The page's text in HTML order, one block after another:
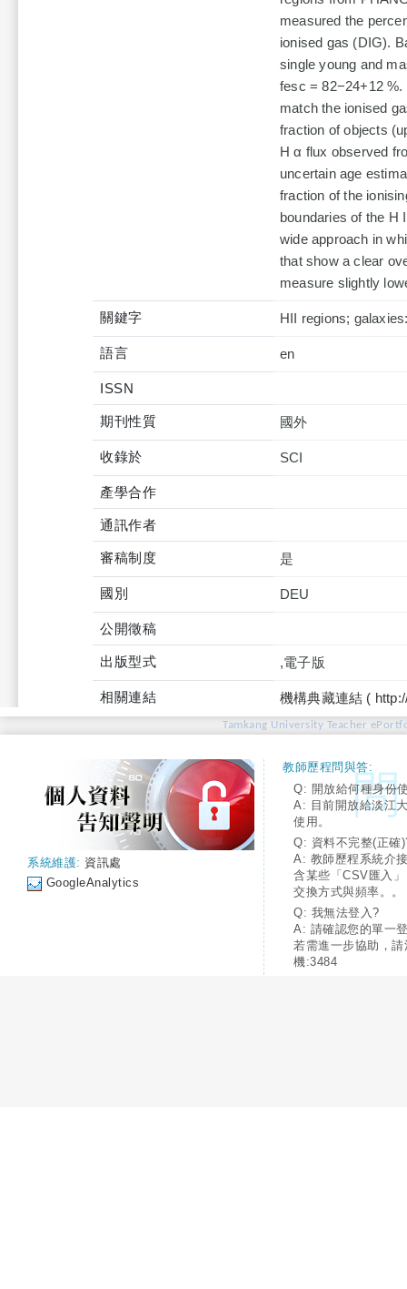
measured the
ionised gas (DIG).
single young and
fesc = 82−24+12
match the ionised
fraction of objects
H α flux observed
uncertain age
fraction of the
boundaries of the H
wide approach in
that show a clear
measure slightly
關鍵字 HII regions;
語言 en
ISSN
期刊性質 國外
收錄於
產學合作
通訊作者
審稿制度 是
國別 DEU
公開徵稿
出版型式 ,電子版
相關連結 機構典藏連結 (
Tamkang University Teacher
系統維護: 資訊處
GoogleAnalytics
教師歷程問與答:
Q: 開放給何種身份
A: 目前開放給淡江
使用。
Q: 資料不完整(正確
A: 教師歷程系統介
含某些「CSV匯入
交換方式與頻率。。
Q: 我無法登入?
A: 請確認您的單一
若需進一步協助，
機:3484